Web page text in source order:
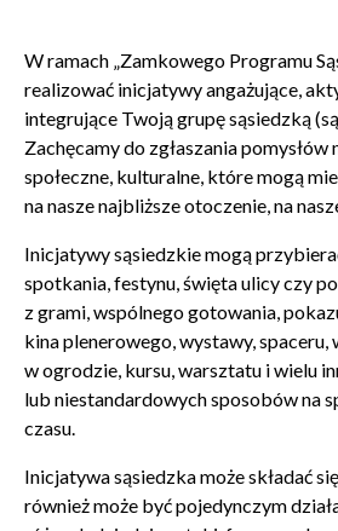
W ramach „Zamkowego Programu
realizować inicjatywy angażujące,
integrujące Twoją grupę sąsiedzką
Zachęcamy do zgłaszania pomysłów
społeczne, kulturalne, które mogą
na nasze najbliższe otoczenie, na
Inicjatywy sąsiedzkie mogą
spotkania, festynu, święta ulicy czy
z grami, wspólnego gotowania,
kina plenerowego, wystawy, spaceru,
w ogrodzie, kursu, warsztatu i wielu
lub niestandardowych sposobów na
czasu.
Inicjatywa sąsiedzka może składać
również może być pojedynczym